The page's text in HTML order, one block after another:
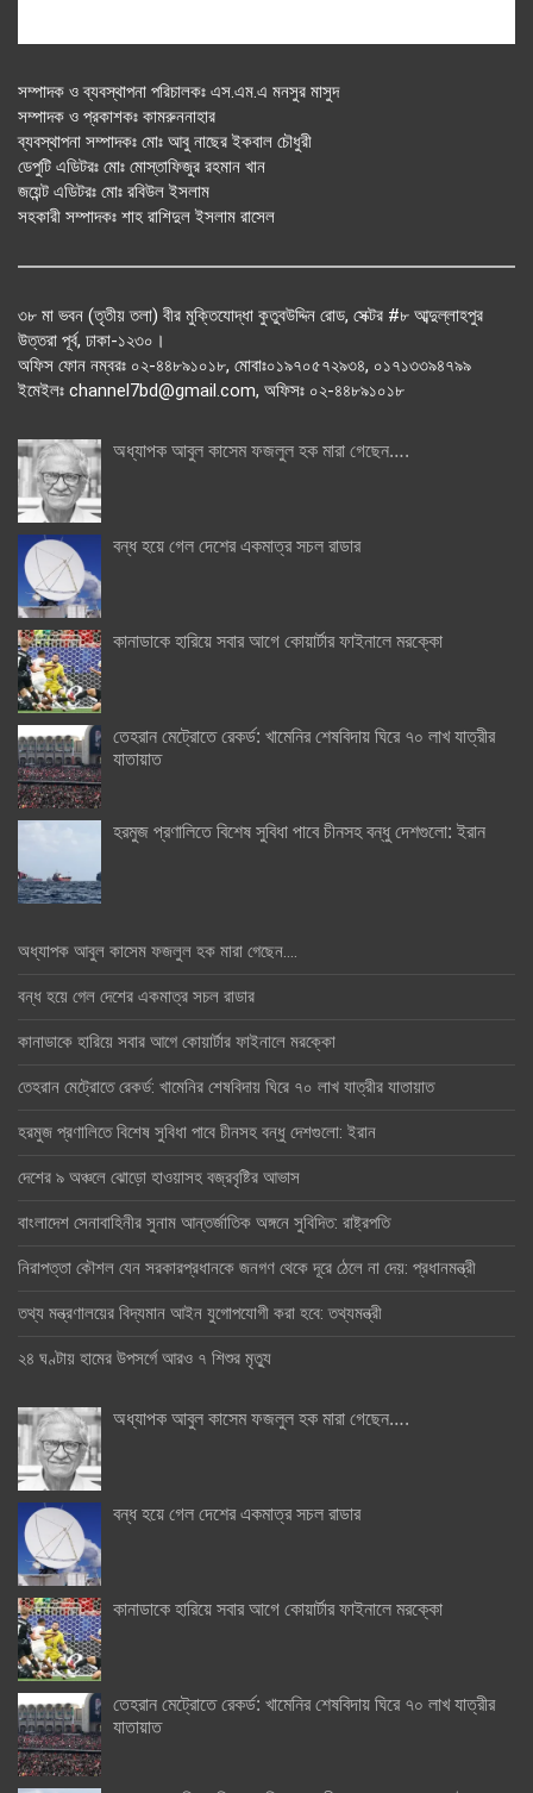
সম্পাদক ও ব্যবস্থাপনা পরিচালকঃ এস.এম.এ মনসুর মাসুদ
সম্পাদক ও প্রকাশকঃ কামরুননাহার
ব্যবস্থাপনা সম্পাদকঃ মোঃ আবু নাছের ইকবাল চৌধুরী
ডেপুটি এডিটরঃ মোঃ মোস্তাফিজুর রহমান খান
জয়েন্ট এডিটরঃ মোঃ রবিউল ইসলাম
সহকারী সম্পাদকঃ শাহ রাশিদুল ইসলাম রাসেল
৩৮ মা ভবন (তৃতীয় তলা) বীর মুক্তিযোদ্ধা কুতুবউদ্দিন রোড, সেক্টর #৮ আব্দুল্লাহপুর
উত্তরা পূর্ব, ঢাকা-১২৩০।
অফিস ফোন নম্বরঃ ০২-৪৪৮৯১০১৮, মোবাঃ০১৯৭০৫৭২৯৩৪, ০১৭১৩৩৯৪৭৯৯
ইমেইলঃ channel7bd@gmail.com, অফিসঃ ০২-৪৪৮৯১০১৮
অধ্যাপক আবুল কাসেম ফজলুল হক মারা গেছেন….
বন্ধ হয়ে গেল দেশের একমাত্র সচল রাডার
কানাডাকে হারিয়ে সবার আগে কোয়ার্টার ফাইনালে মরক্কো
তেহরান মেট্রোতে রেকর্ড: খামেনির শেষবিদায় ঘিরে ৭০ লাখ যাত্রীর
যাতায়াত
হরমুজ প্রণালিতে বিশেষ সুবিধা পাবে চীনসহ বন্ধু দেশগুলো: ইরান
অধ্যাপক আবুল কাসেম ফজলুল হক মারা গেছেন….
বন্ধ হয়ে গেল দেশের একমাত্র সচল রাডার
কানাডাকে হারিয়ে সবার আগে কোয়ার্টার ফাইনালে মরক্কো
তেহরান মেট্রোতে রেকর্ড: খামেনির শেষবিদায় ঘিরে ৭০ লাখ যাত্রীর যাতায়াত
হরমুজ প্রণালিতে বিশেষ সুবিধা পাবে চীনসহ বন্ধু দেশগুলো: ইরান
দেশের ৯ অঞ্চলে ঝোড়ো হাওয়াসহ বজ্রবৃষ্টির আভাস
বাংলাদেশ সেনাবাহিনীর সুনাম আন্তর্জাতিক অঙ্গনে সুবিদিত: রাষ্ট্রপতি
নিরাপত্তা কৌশল যেন সরকারপ্রধানকে জনগণ থেকে দূরে ঠেলে না দেয়: প্রধানমন্ত্রী
তথ্য মন্ত্রণালয়ের বিদ্যমান আইন যুগোপযোগী করা হবে: তথ্যমন্ত্রী
২৪ ঘণ্টায় হামের উপসর্গে আরও ৭ শিশুর মৃত্যু
অধ্যাপক আবুল কাসেম ফজলুল হক মারা গেছেন….
বন্ধ হয়ে গেল দেশের একমাত্র সচল রাডার
কানাডাকে হারিয়ে সবার আগে কোয়ার্টার ফাইনালে মরক্কো
তেহরান মেট্রোতে রেকর্ড: খামেনির শেষবিদায় ঘিরে ৭০ লাখ যাত্রীর
যাতায়াত